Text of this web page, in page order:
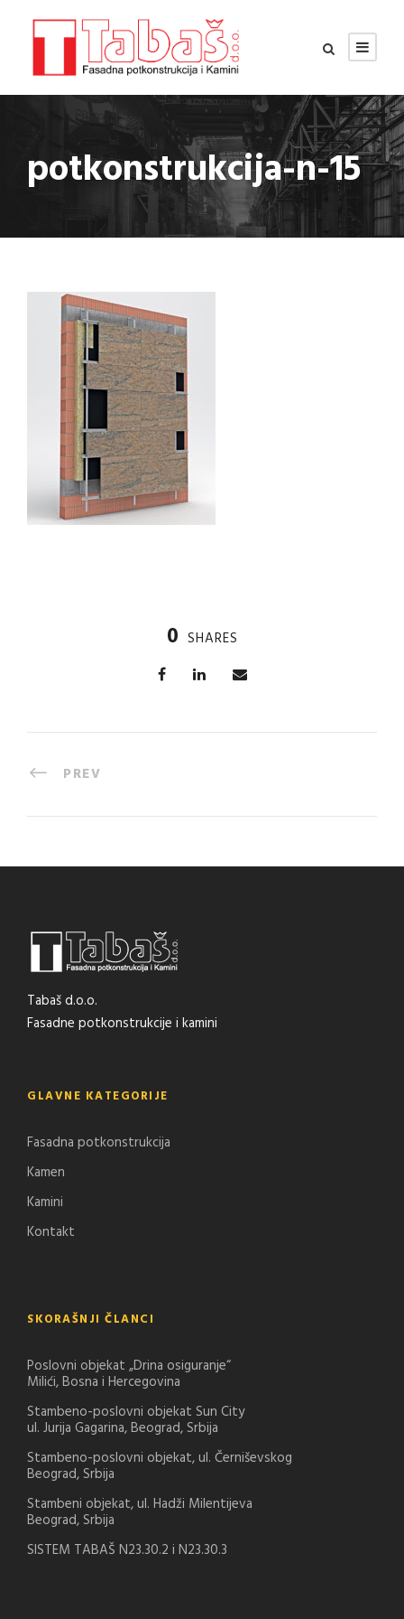
potkonstrukcija-n-15
0 SHARES
PREV
Tabaš d.o.o.
Fasadne potkonstrukcije i kamini
GLAVNE KATEGORIJE
Fasadna potkonstrukcija
Kamen
Kamini
Kontakt
SKORAŠNJI ČLANCI
Poslovni objekat „Drina osiguranje“
Milići, Bosna i Hercegovina
Stambeno-poslovni objekat Sun City
ul. Jurija Gagarina, Beograd, Srbija
Stambeno-poslovni objekat, ul. Černiševskog
Beograd, Srbija
Stambeni objekat, ul. Hadži Milentijeva
Beograd, Srbija
SISTEM TABAŠ N23.30.2 i N23.30.3